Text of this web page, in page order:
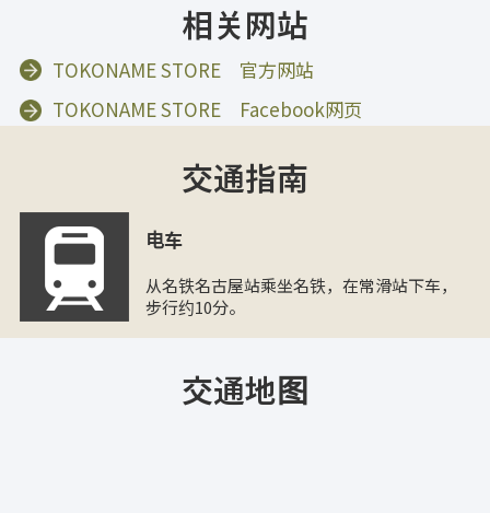
相关网站
TOKONAME STORE 官方网站
TOKONAME STORE Facebook网页
交通指南
电车
从名铁名古屋站乘坐名铁，在常滑站下车，
步行约10分。
交通地图